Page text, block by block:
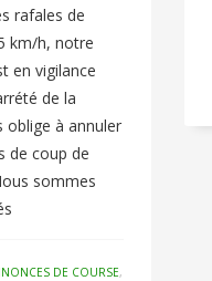
rafales de
km/h, notre
en vigilance
de la
oblige à annuler
de coup de
sommes
DE COURSE,